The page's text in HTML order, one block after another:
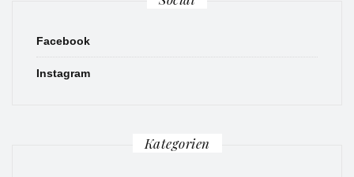
Facebook
Instagram
Kategorien